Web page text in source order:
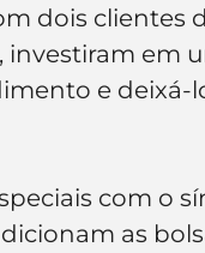
Branding
dois clientes
investiram em
e deixá-
com o
as